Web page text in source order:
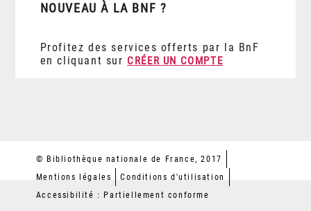
NOUVEAU À LA BNF ?
Profitez des services offerts par la BnF
en cliquant sur CRÉER UN COMPTE
© Bibliothèque nationale de France, 2017
Mentions légales
Conditions d'utilisation
Accessibilité : Partiellement conforme